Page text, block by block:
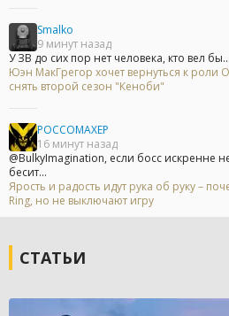
Smalko
9 минут назад
У ЗВ до сих пор нет человека, кто вел бы...
Юэн МакГрегор хочет вернуться к роли
снять второй сезон "Кеноби"
POCCOMAXEP
16 минут назад
@BulkyImagination, если босс искренне
бесит...
Ярость и радость идут рука об руку –
Ring, но не выключают игру
СТАТЬИ